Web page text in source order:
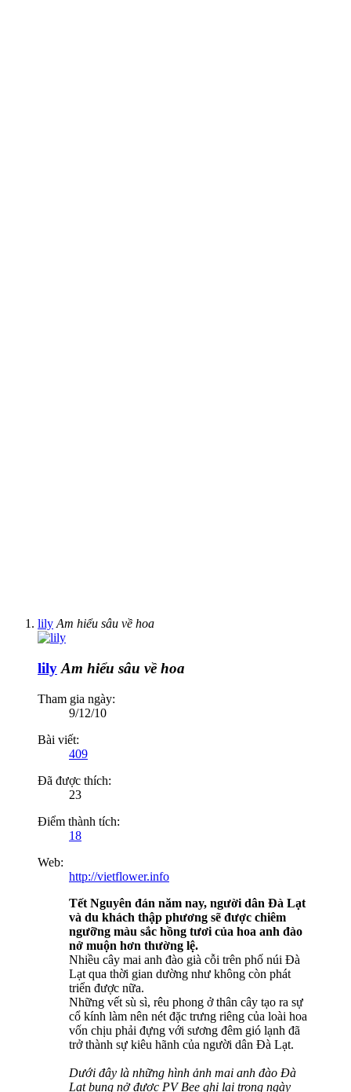
lily Am hiểu sâu về hoa
lily Am hiểu sâu về hoa
Tham gia ngày:
9/12/10
Bài viết:
409
Đã được thích:
23
Điểm thành tích:
18
Web:
http://vietflower.info
Tết Nguyên đán năm nay, người dân Đà Lạt
và du khách thập phương sẽ được chiêm
ngưỡng màu sắc hồng tươi của hoa anh đào
nở muộn hơn thường lệ.
Nhiều cây mai anh đào già cỗi trên phố núi Đà
Lạt qua thời gian dường như không còn phát
triển được nữa.
Những vết sù sì, rêu phong ở thân cây tạo ra sự
cổ kính làm nên nét đặc trưng riêng của loài hoa
vốn chịu phải đựng với sương đêm gió lạnh đã
trở thành sự kiêu hãnh của người dân Đà Lạt.
Dưới đây là những hình ảnh mai anh đào Đà
Lạt bung nở được PV Bee ghi lại trong ngày